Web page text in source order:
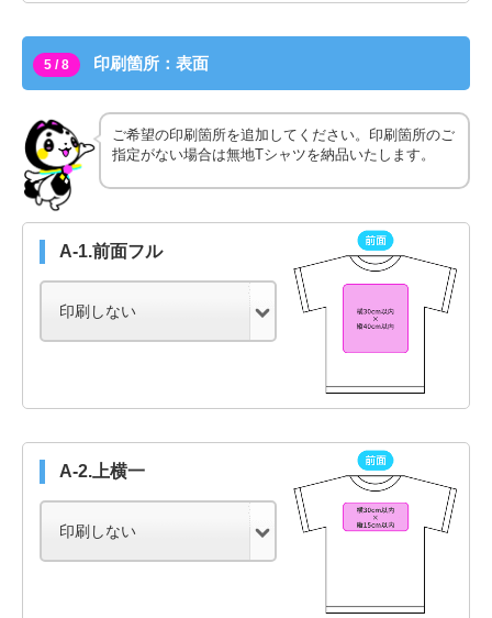
5 / 8 印刷箇所：表面
ご希望の印刷箇所を追加してください。印刷箇所のご
指定がない場合は無地Tシャツを納品いたします。
A-1.前面フル
A-2.上横一